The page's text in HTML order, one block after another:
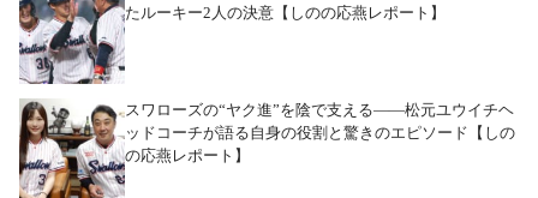
たルーキー2人の決意【しのの応燕レポート】
スワローズの“ヤク進”を陰で支える――松元ユウイチヘ
ッドコーチが語る自身の役割と驚きのエピソード【しの
の応燕レポート】